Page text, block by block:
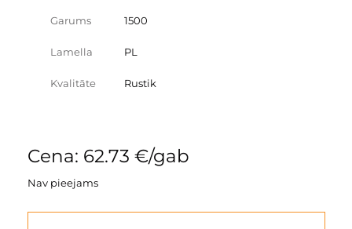
Garums 1500
Lamella PL
Kvalitāte Rustik
Cena: 62.73 €/gab
Nav pieejams